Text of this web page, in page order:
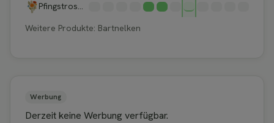
Pfingstrosen
Weitere Produkte: Bartnelken
Werbung
Derzeit keine Werbung verfügbar.